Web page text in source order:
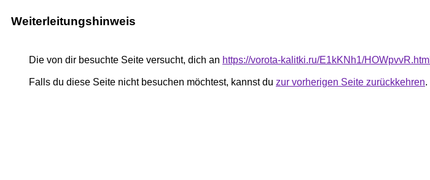
Weiterleitungshinweis
Die von dir besuchte Seite versucht, dich an https://vorota-kalitki.ru/E1kKNh1/HOWpvvR.html
Falls du diese Seite nicht besuchen möchtest, kannst du zur vorherigen Seite zurückkehren.